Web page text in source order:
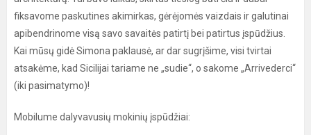
fiksavome paskutines akimirkas, gėrėjomės vaizdais ir galutinai
apibendrinome visą savo savaitės patirtį bei patirtus įspūdžius.
Kai mūsų gidė Simona paklausė, ar dar sugrįšime, visi tvirtai
atsakėme, kad Sicilijai tariame ne „sudie“, o sakome „Arrivederci“
(iki pasimatymo)!
Mobilume dalyvavusių mokinių įspūdžiai: